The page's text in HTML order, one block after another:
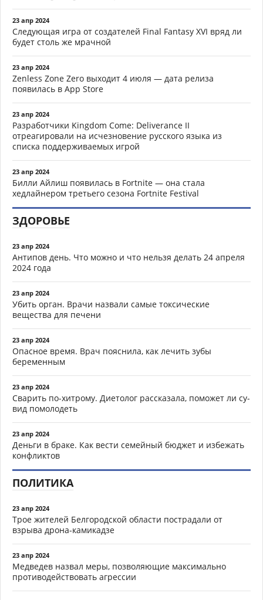
23 апр 2024
Следующая игра от создателей Final Fantasy XVI вряд ли
будет столь же мрачной
23 апр 2024
Zenless Zone Zero выходит 4 июля — дата релиза
появилась в App Store
23 апр 2024
Разработчики Kingdom Come: Deliverance II
отреагировали на исчезновение русского языка из
списка поддерживаемых игрой
23 апр 2024
Билли Айлиш появилась в Fortnite — она стала
хедлайнером третьего сезона Fortnite Festival
ЗДОРОВЬЕ
23 апр 2024
Антипов день. Что можно и что нельзя делать 24 апреля
2024 года
23 апр 2024
Убить орган. Врачи назвали самые токсические
вещества для печени
23 апр 2024
Опасное время. Врач пояснила, как лечить зубы
беременным
23 апр 2024
Сварить по-хитрому. Диетолог рассказала, поможет ли су-
вид помолодеть
23 апр 2024
Деньги в браке. Как вести семейный бюджет и избежать
конфликтов
ПОЛИТИКА
23 апр 2024
Трое жителей Белгородской области пострадали от
взрыва дрона-камикадзе
23 апр 2024
Медведев назвал меры, позволяющие максимально
противодействовать агрессии